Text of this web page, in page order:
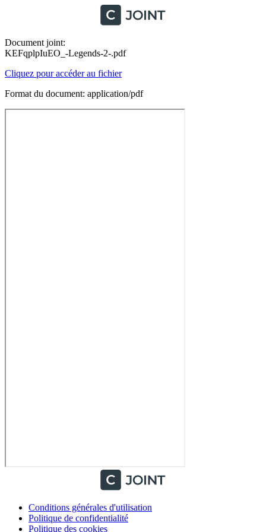
Document joint:
KEFqplpIuEO_-Legends-2-.pdf
Cliquez pour accéder au fichier
Format du document: application/pdf
Conditions générales d'utilisation
Politique de confidentialité
Politique des cookies